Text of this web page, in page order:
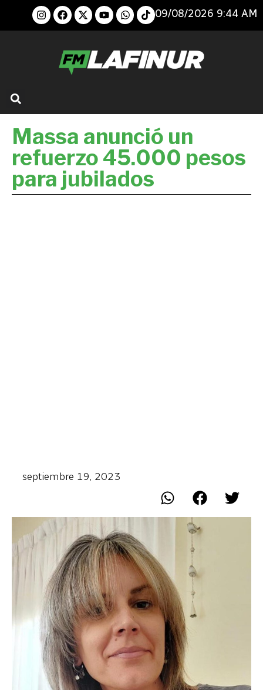
09/08/2026 9:44 AM
Massa anunció un
refuerzo 45.000 pesos
para jubilados
septiembre 19, 2023